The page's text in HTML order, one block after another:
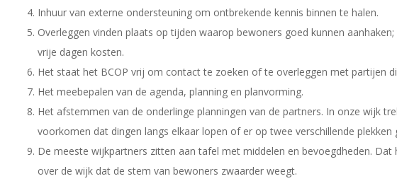
Inhuur van externe ondersteuning om ontbrekende kennis binnen te halen.
Overleggen vinden plaats op tijden waarop bewoners goed kunnen
vrije dagen kosten.
Het staat het BCOP vrij om contact te zoeken of te overleggen met partijen
Het meebepalen van de agenda, planning en planvorming.
Het afstemmen van de onderlinge planningen van de partners. In onze wijk
voorkomen dat dingen langs elkaar lopen of er op twee verschillende
De meeste wijkpartners zitten aan tafel met middelen en bevoegdheden.
over de wijk dat de stem van bewoners zwaarder weegt.